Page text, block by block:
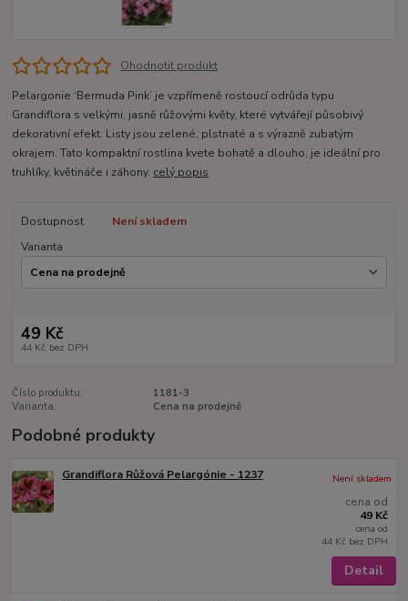
Ohodnotit produkt
Pelargonie ‘Bermuda Pink’ je vzpřímeně rostoucí odrůda typu
Grandiflora s velkými, jasně růžovými květy, které vytvářejí působivý
dekorativní efekt. Listy jsou zelené, plstnaté a s výrazně zubatým
okrajem. Tato kompaktní rostlina kvete bohatě a dlouho, je ideální pro
truhlíky, květináče i záhony. celý popis
Dostupnost
Není skladem
Varianta
49 Kč
44 Kč bez DPH
Číslo produktu:
1181-3
Varianta:
Cena na prodejně
Podobné produkty
Grandiflora Růžová Pelargónie - 1237
cena od
49 Kč
cena od
44 Kč bez DPH
Není skladem
Detail